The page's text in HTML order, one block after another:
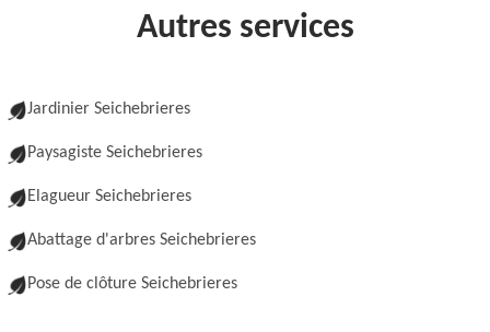
Autres services
Jardinier Seichebrieres
Paysagiste Seichebrieres
Elagueur Seichebrieres
Abattage d'arbres Seichebrieres
Pose de clôture Seichebrieres